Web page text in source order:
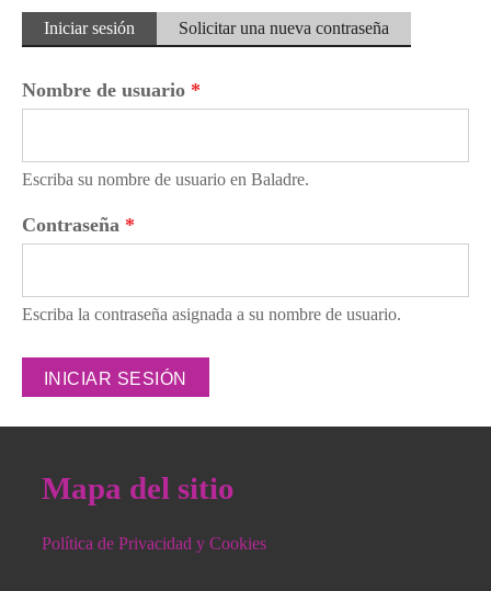
Solapas principales
Iniciar sesión (solapaSolicitar una nueva contraseña
Nombre de usuario *
Escriba su nombre de usuario en Baladre.
Contraseña *
Escriba la contraseña asignada a su nombre de usuario.
Mapa del sitio
Política de Privacidad y Cookies